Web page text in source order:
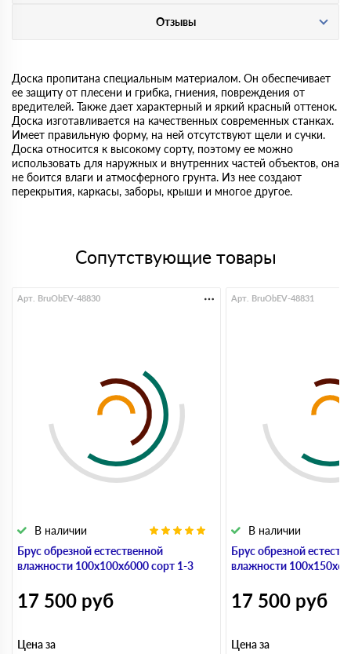
Отзывы
Доска пропитана специальным материалом. Он обеспечивает
ее защиту от плесени и грибка, гниения, повреждения от
вредителей. Также дает характерный и яркий красный оттенок.
Доска изготавливается на качественных современных станках.
Имеет правильную форму, на ней отсутствуют щели и сучки.
Доска относится к высокому сорту, поэтому ее можно
использовать для наружных и внутренних частей объектов, она
не боится влаги и атмосферного грунта. Из нее создают
перекрытия, каркасы, заборы, крыши и многое другое.
Сопутствующие товары
Брус обрезной естественной
влажности 100х100х6000 сорт 1-3
В наличии
Арт. BruObEV-48830
17 500 руб
Цена за
Брус обрезной
влажности
В наличии
Арт. BruObEV-48831
17 500 руб
Цена за